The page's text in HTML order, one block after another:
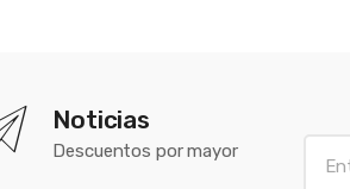
Noticias
Descuentos por mayor